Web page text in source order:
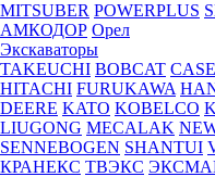
MITSUBER POWERPLUS
АМКОДОР Орел
Экскаваторы
TAKEUCHI BOBCAT CASE
HITACHI FURUKAWA
DEERE KATO KOBELCO
LIUGONG MECALAK
SENNEBOGEN SHANTUI
КРАНЕКС ТВЭКС